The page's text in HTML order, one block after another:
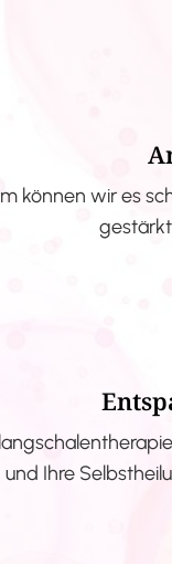
können wir es
und Ihre